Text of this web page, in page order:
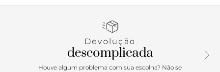
rabisco de Paul Van Doren que virou marca registrada da
combina couro com construção vulcanizada e acabamento
acolchoado, suporte estável e sola vulcanizada flexível,
mantendo a atitude descontraída e atemporal da marca.
Devolução
descomplicada
Houve algum problema com sua escolha? Não se